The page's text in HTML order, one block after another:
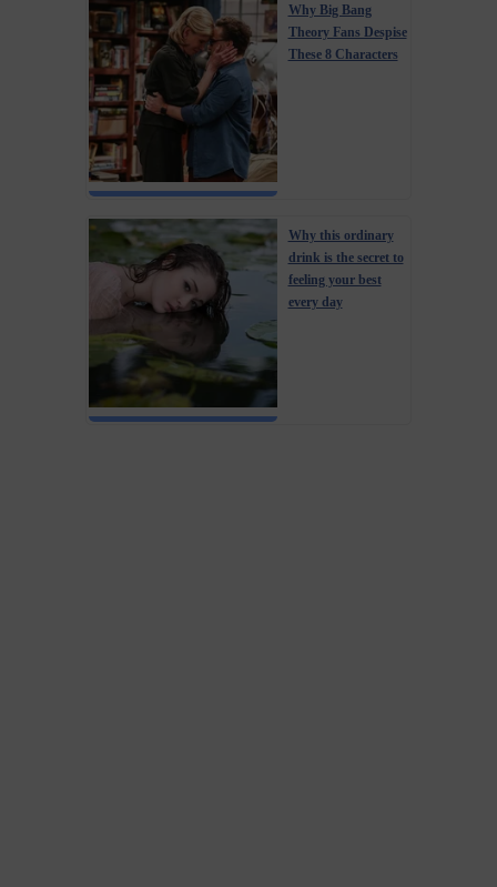
Why Big Bang
Theory Fans Despise
These 8 Characters
Why this ordinary
drink is the secret to
feeling your best
every day